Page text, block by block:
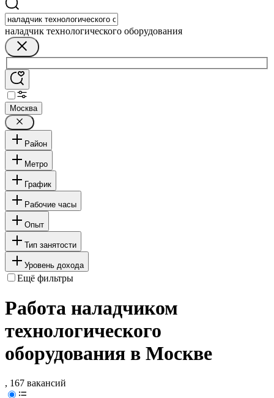
наладчик технологического оборудования
Москва
Район
Метро
График
Рабочие часы
Опыт
Тип занятости
Уровень дохода
Ещё фильтры
Работа наладчиком
технологического
оборудования в Москве
, 167 вакансий